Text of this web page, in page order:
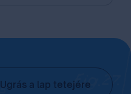
Ugrás a lap tetejére